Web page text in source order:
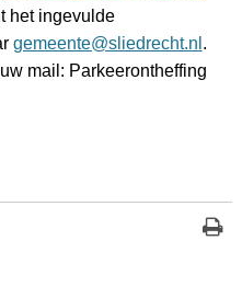
het ingevulde
gemeente@sliedrecht.nl .
mail: Parkeerontheffing